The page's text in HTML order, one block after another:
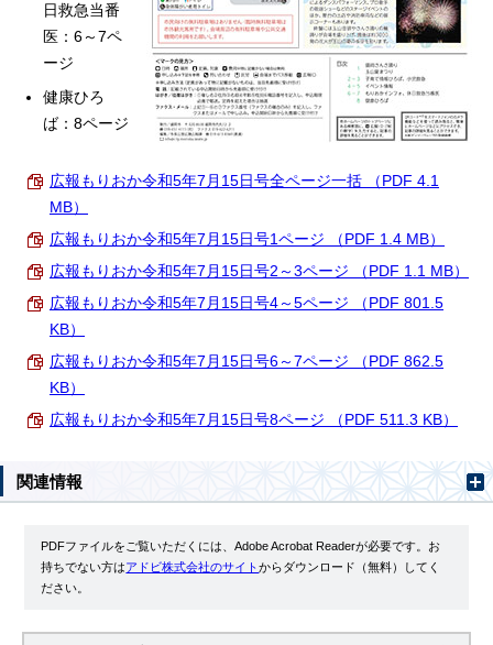
日救急当番
医：6～7ペ
ージ
健康ひろ
ば：8ページ
広報もりおか令和5年7月15日号全ページ一括 （PDF 4.1
MB）
広報もりおか令和5年7月15日号1ページ （PDF 1.4 MB）
広報もりおか令和5年7月15日号2～3ページ （PDF 1.1 MB）
広報もりおか令和5年7月15日号4～5ページ （PDF 801.5
KB）
広報もりおか令和5年7月15日号6～7ページ （PDF 862.5
KB）
広報もりおか令和5年7月15日号8ページ （PDF 511.3 KB）
関連情報
PDFファイルをご覧いただくには、Adobe Acrobat Readerが必要です。お
持ちでない方はアドビ株式会社のサイトからダウンロード（無料）してく
ださい。